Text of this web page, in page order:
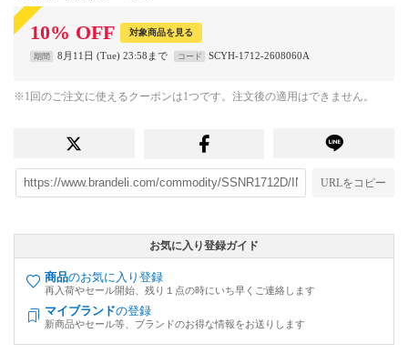
10% OFF 対象商品を見る
期間 8月11日 (Tue) 23:58まで コード SCYH-1712-2608060A
※1回のご注文に使えるクーポンは1つです。注文後の適用はできません。
URLをコピー
お気に入り登録ガイド
商品のお気に入り登録
再入荷やセール開始、残り１点の時にいち早くご連絡します
マイブランドの登録
新商品やセール等、ブランドのお得な情報をお送りします